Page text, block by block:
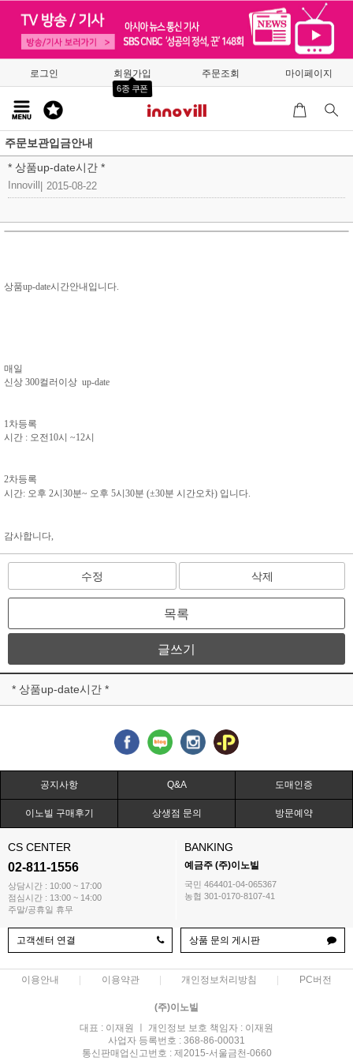
로그인 회원가입
6종 쿠폰
주문조회 마이페이지
주문보관입금안내
* 상품up-date시간 *
Innovill 2015-08-22
상품up-date시간안내입니다.
매일
신상 300컬러이상 up-date
1차등록
시간 : 오전10시 ~12시
2차등록
시간: 오후 2시30분~ 오후 5시30분 (±30분 시간오차) 입니다.
감사합니다,
수정 삭제
목록
글쓰기
* 상품up-date시간 *
공지사항 Q&A 도매인증
이노빌 구매후기 상생점 문의 방문예약
CS CENTER
02-811-1556
상담시간 : 10:00 ~ 17:00
점심시간 : 13:00 ~ 14:00
주말/공휴일 휴무
BANKING
예금주 (주)이노빌
국민 464401-04-065367
농협 301-0170-8107-41
고객센터 연결 상품 문의 게시판
이용안내 이용약관 개인정보처리방침 PC버전
(주)이노빌
대표 : 이재원 ㅣ 개인정보 보호 책임자 : 이재원
사업자 등록번호 : 368-86-00031
통신판매업신고번호 : 제2015-서울금천-0660